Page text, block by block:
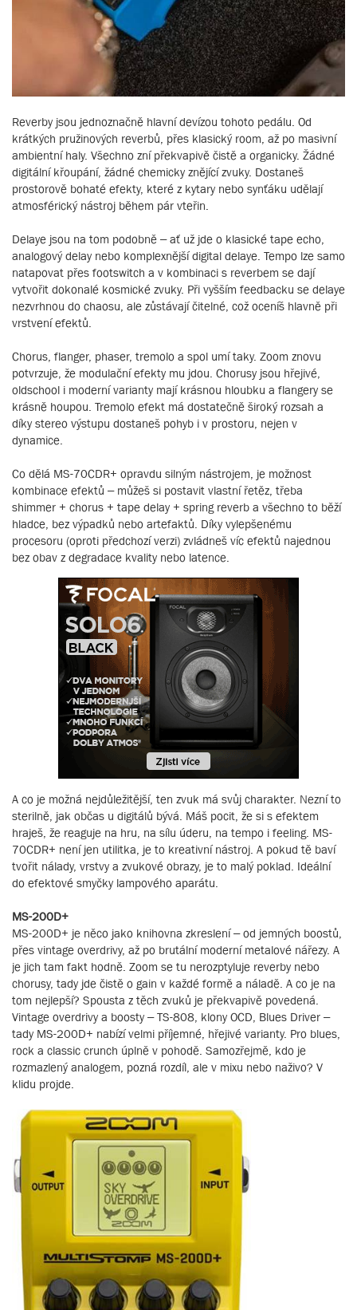
Reverby jsou jednoznačně hlavní devízou tohoto pedálu. Od
krátkých pružinových reverbů, přes klasický room, až po masivní
ambientní haly. Všechno zní překvapivě čistě a organicky. Žádné
digitální křoupání, žádné chemicky znějící zvuky. Dostaneš
prostorově bohaté efekty, které z kytary nebo synťáku udělají
atmosférický nástroj během pár vteřin.
Delaye jsou na tom podobně – ať už jde o klasické tape echo,
analogový delay nebo komplexnější digital delaye. Tempo lze samo
natapovat přes footswitch a v kombinaci s reverbem se dají
vytvořit dokonalé kosmické zvuky. Při vyšším feedbacku se delaye
nezvrhnou do chaosu, ale zůstávají čitelné, což oceníš hlavně při
vrstvení efektů.
Chorus, flanger, phaser, tremolo a spol umí taky. Zoom znovu
potvrzuje, že modulační efekty mu jdou. Chorusy jsou hřejivé,
oldschool i moderní varianty mají krásnou hloubku a flangery se
krásně houpou. Tremolo efekt má dostatečně široký rozsah a
díky stereo výstupu dostaneš pohyb i v prostoru, nejen v
dynamice.
Co dělá MS-70CDR+ opravdu silným nástrojem, je možnost
kombinace efektů – můžeš si postavit vlastní řetěz, třeba
shimmer + chorus + tape delay + spring reverb a všechno to běží
hladce, bez výpadků nebo artefaktů. Díky vylepšenému
procesoru (oproti předchozí verzi) zvládneš víc efektů najednou
bez obav z degradace kvality nebo latence.
A co je možná nejdůležitější, ten zvuk má svůj charakter. Nezní to
sterilně, jak občas u digitálů bývá. Máš pocit, že si s efektem
hraješ, že reaguje na hru, na sílu úderu, na tempo i feeling. MS-
70CDR+ není jen utilitka, je to kreativní nástroj. A pokud tě baví
tvořit nálady, vrstvy a zvukové obrazy, je to malý poklad. Ideální
do efektové smyčky lampového aparátu.
MS-200D+
MS-200D+ je něco jako knihovna zkreslení – od jemných boostů,
přes vintage overdrivy, až po brutální moderní metalové nářezy. A
je jich tam fakt hodně. Zoom se tu nerozptyluje reverby nebo
chorusy, tady jde čistě o gain v každé formě a náladě. A co je na
tom nejlepší? Spousta z těch zvuků je překvapivě povedená.
Vintage overdrivy a boosty – TS-808, klony OCD, Blues Driver –
tady MS-200D+ nabízí velmi příjemné, hřejivé varianty. Pro blues,
rock a classic crunch úplně v pohodě. Samozřejmě, kdo je
rozmazlený analogem, pozná rozdíl, ale v mixu nebo naživo? V
klidu projde.